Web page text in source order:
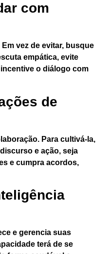
com
vez de evitar, busque
empática, evite
o diálogo com
de
Para cultivá-la,
e ação, seja
e cumpra acordos,
e gerencia suas
terá de se